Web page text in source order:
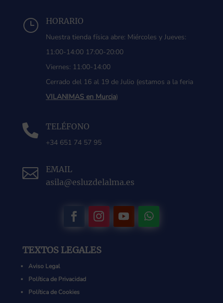
} HORARIO
Nuestra tienda física abre: Miércoles y Jueves:
11:00-14:00 17:00-20:00
Viernes: 11:00-14:00
Cerrado del 16 al 19 de Julio (estamos a la feria
VILANIMAS en Murcia)
 TELÉFONO
+34 651 74 57 95

EMAIL
asila@esluzdelalma.es
TEXTOS LEGALES
Aviso Legal
Política de Privacidad
Política de Cookies